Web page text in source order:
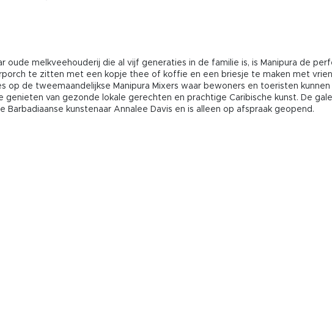
oude melkveehouderij die al vijf generaties in de familie is, is Manipura de
te zitten met een kopje thee of koffie en een briesje te maken met
op de tweemaandelijkse Manipura Mixers waar bewoners en toeristen kunnen
genieten van gezonde lokale gerechten en prachtige Caribische kunst. De
Barbadiaanse kunstenaar Annalee Davis en is alleen op afspraak geopend.